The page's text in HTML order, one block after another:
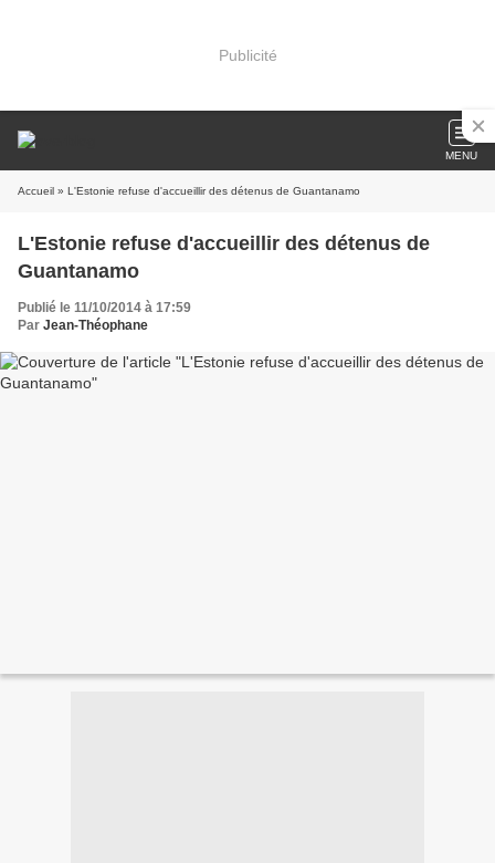
Publicité
MENU
Accueil » L'Estonie refuse d'accueillir des détenus de Guantanamo
L'Estonie refuse d'accueillir des détenus de
Guantanamo
Publié le 11/10/2014 à 17:59
Par Jean-Théophane